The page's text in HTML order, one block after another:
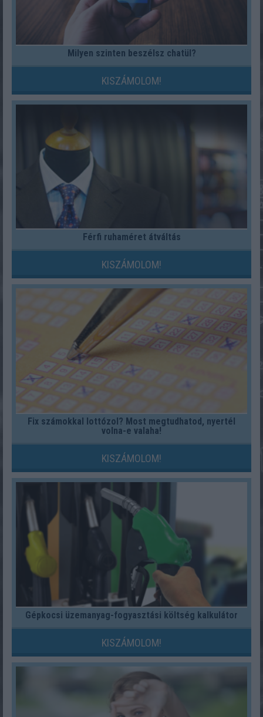
Milyen szinten beszélsz chatül?
KISZÁMOLOM!
Férfi ruhaméret átváltás
KISZÁMOLOM!
Fix számokkal lottózol? Most megtudhatod, nyertél
volna-e valaha!
KISZÁMOLOM!
Gépkocsi üzemanyag-fogyasztási költség kalkulátor
KISZÁMOLOM!